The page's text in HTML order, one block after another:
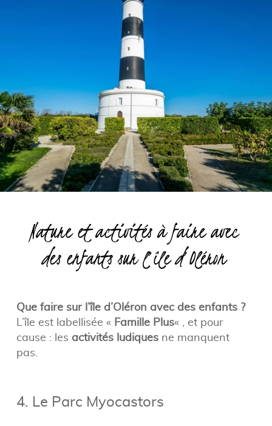
Nature et activités à faire avec
des enfants sur l’île d’Oléron
Que faire sur l’île d’Oléron avec des enfants ?
L’île est labellisée « Famille Plus« , et pour
cause : les activités ludiquesne manquent
pas.
4. Le Parc Myocastors